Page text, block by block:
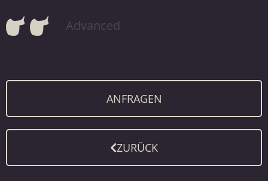
Advanced
ANFRAGEN
ZURÜCK